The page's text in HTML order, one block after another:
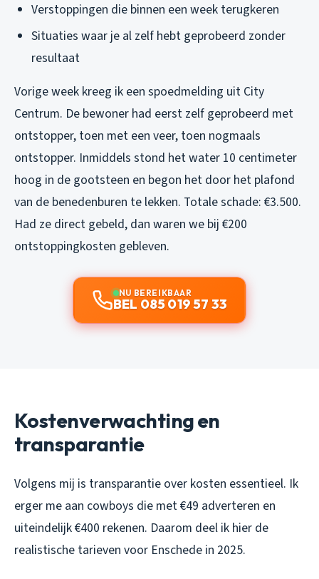
Verstoppingen die binnen een week terugkeren
Situaties waar je al zelf hebt geprobeerd zonder
resultaat
Vorige week kreeg ik een spoedmelding uit City
Centrum. De bewoner had eerst zelf geprobeerd met
ontstopper, toen met een veer, toen nogmaals
ontstopper. Inmiddels stond het water 10 centimeter
hoog in de gootsteen en begon het door het plafond
van de benedenburen te lekken. Totale schade: €3.500.
Had ze direct gebeld, dan waren we bij €200
ontstoppingkosten gebleven.
NU BEREIKBAAR
BEL 085 019 57 33
Kostenverwachting en
transparantie
Volgens mij is transparantie over kosten essentieel. Ik
erger me aan cowboys die met €49 adverteren en
uiteindelijk €400 rekenen. Daarom deel ik hier de
realistische tarieven voor Enschede in 2025.